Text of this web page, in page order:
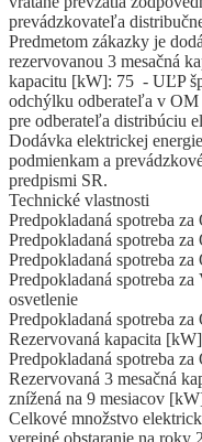
prevádzkovateľa
Predmetom zákazky je
rezervovanou 3 mesačná
kapacitu [kW]: 75 - UĽP
odchýlku odberateľa v OM
pre odberateľa distribúciu
Dodávka elektrickej
podmienkam a
predpismi SR.
Technické vlastnosti
Predpokladaná spotreba
Predpokladaná spotreba
Predpokladaná spotreba
Predpokladaná spotreba
osvetlenie
Predpokladaná spotreba
Rezervovaná kapacita
Predpokladaná spotreba
Rezervovaná 3 mesačná
znížená na 9 mesiacov
Celkové množstvo